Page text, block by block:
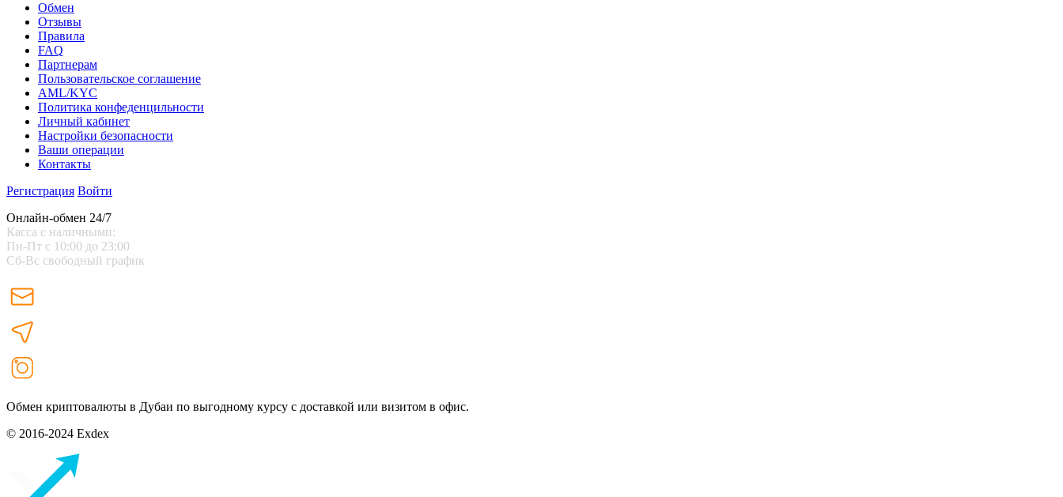
Обмен
Отзывы
Правила
FAQ
Партнерам
Пользовательское соглашение
AML/KYC
Политика конфеденцильности
Личный кабинет
Настройки безопасности
Ваши операции
Контакты
Регистрация Войти
Онлайн-обмен 24/7
Касса с наличными:
Пн-Пт с 10:00 до 23:00
Сб-Вс свободный график
Обмен криптовалюты в Дубаи по выгодному курсу с доставкой или визитом в офис.
© 2016-2024 Exdex